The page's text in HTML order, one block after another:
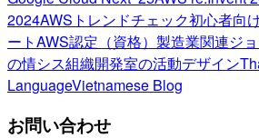
2024AWSトレンドチェック初心者向
ートAWS認定（資格） 製造業関連ジ
の情シス組織開発室の活動デザイン
LanguageVietnamese Blog
お問い合わせ